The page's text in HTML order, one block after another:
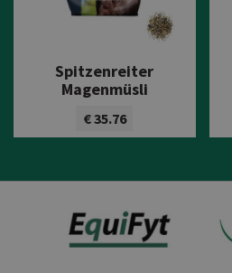
Spitzenreiter
Magenmüsli
€ 35.76
Bekijk product